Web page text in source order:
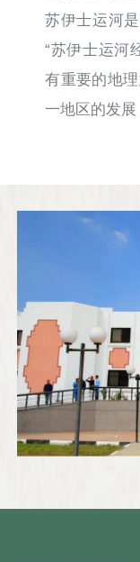
苏伊士运河
“苏伊士运河
有重要的地
一地区的发展